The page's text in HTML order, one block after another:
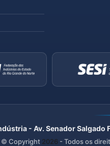
- Av. Senador
© Copyright 2026 - Todos os